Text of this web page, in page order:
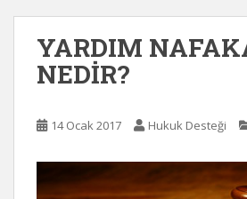
YARDIM
NEDİR?
14 Ocak 2017 Hukuk Desteği